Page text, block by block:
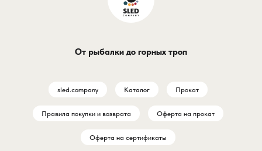
От рыбалки до горных троп
sled.company Каталог Прокат
Правила покупки и возврата Оферта на прокат
Оферта на сертификаты